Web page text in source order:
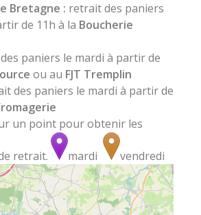
Bretagne : retrait des paniers
de 11h à la Boucherie
paniers le mardi à partir de
ou au FJT Tremplin
des paniers le mardi à partir de
un point pour obtenir les
retrait. mardi vendredi